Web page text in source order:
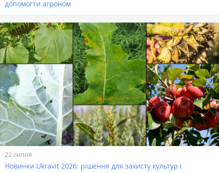
допомогти агроном
22 липня
Новинки Ukravit 2026: рішення для захисту культур і